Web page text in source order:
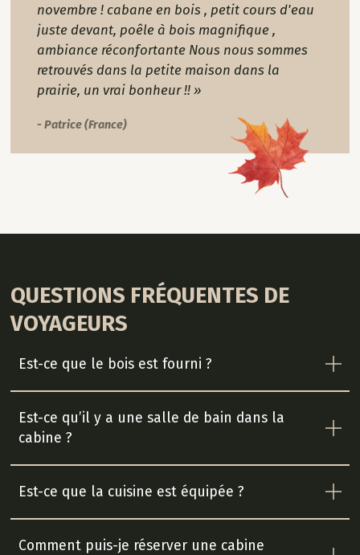
novembre ! cabane en bois , petit cours d'eau
juste devant, poêle à bois magnifique ,
ambiance réconfortante Nous nous sommes
retrouvés dans la petite maison dans la
prairie, un vrai bonheur !! »
- Patrice (France)
QUESTIONS FRÉQUENTES DE
VOYAGEURS
Est-ce que le bois est fourni ?
Est-ce qu’il y a une salle de bain dans la
cabine ?
Est-ce que la cuisine est équipée ?
Comment puis-je réserver une cabine